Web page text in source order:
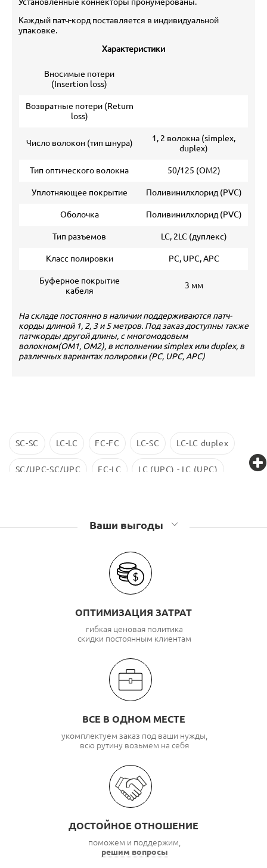
Каждый патч-корд поставляется в индивидуальной
упаковке.
Характеристики
Вносимые потери
(Insertion loss)
Возвратные потери (Return
loss)
Число волокон (тип шнура)
1, 2 волокна (simplex,
duplex)
Тип оптического волокна 50/125 (OM2)
Уплотняющее покрытие Поливинилхлорид (PVC)
Оболочка Поливинилхлорид (PVC)
Тип разъемов LC, 2LC (дуплекс)
Класс полировки PC, UPC, APC
Буферное покрытие
кабеля
3 мм
На складе постоянно в наличии поддерживаются патч-
корды длиной 1, 2, 3 и 5 метров. Под заказ доступны также
патчкорды другой длины, с многомодовым
волокном(OM1, OM2), в исполнении simplex или duplex, в
различных вариантах полировки (PC, UPC, APC)
SC-SC LC-LC FC-FC LC-SC LC-LC duplex
SC/UPC-SC/UPC FC-LC LC (UPC) - LC (UPC)
Ваши выгоды
ОПТИМИЗАЦИЯ ЗАТРАТ
гибкая ценовая политика
скидки постоянным клиентам
ВСЕ В ОДНОМ МЕСТЕ
укомплектуем заказ под ваши нужды,
всю рутину возьмем на себя
ДОСТОЙНОЕ ОТНОШЕНИЕ
поможем и поддержим,
решим вопросы